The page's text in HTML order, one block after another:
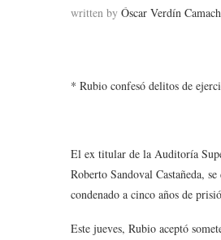
written by Óscar Verdín
* Rubio confesó delitos de
El ex titular de la Auditoría
Roberto Sandoval Castañeda,
condenado a cinco años de
Este jueves, Rubio aceptó